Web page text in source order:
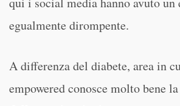
egualmente dirompente.
A differenza del diabete, area in
empowered conosce molto bene